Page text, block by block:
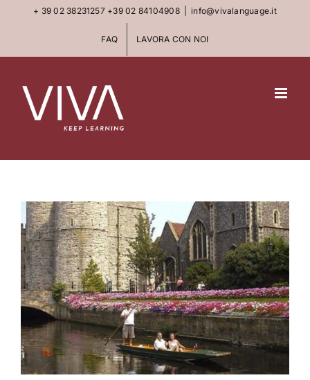
+ 39 02 38231257 +39 02 84104908 info@vivalanguage.it
FAQ LAVORA CON NOI
View
Larger
Image